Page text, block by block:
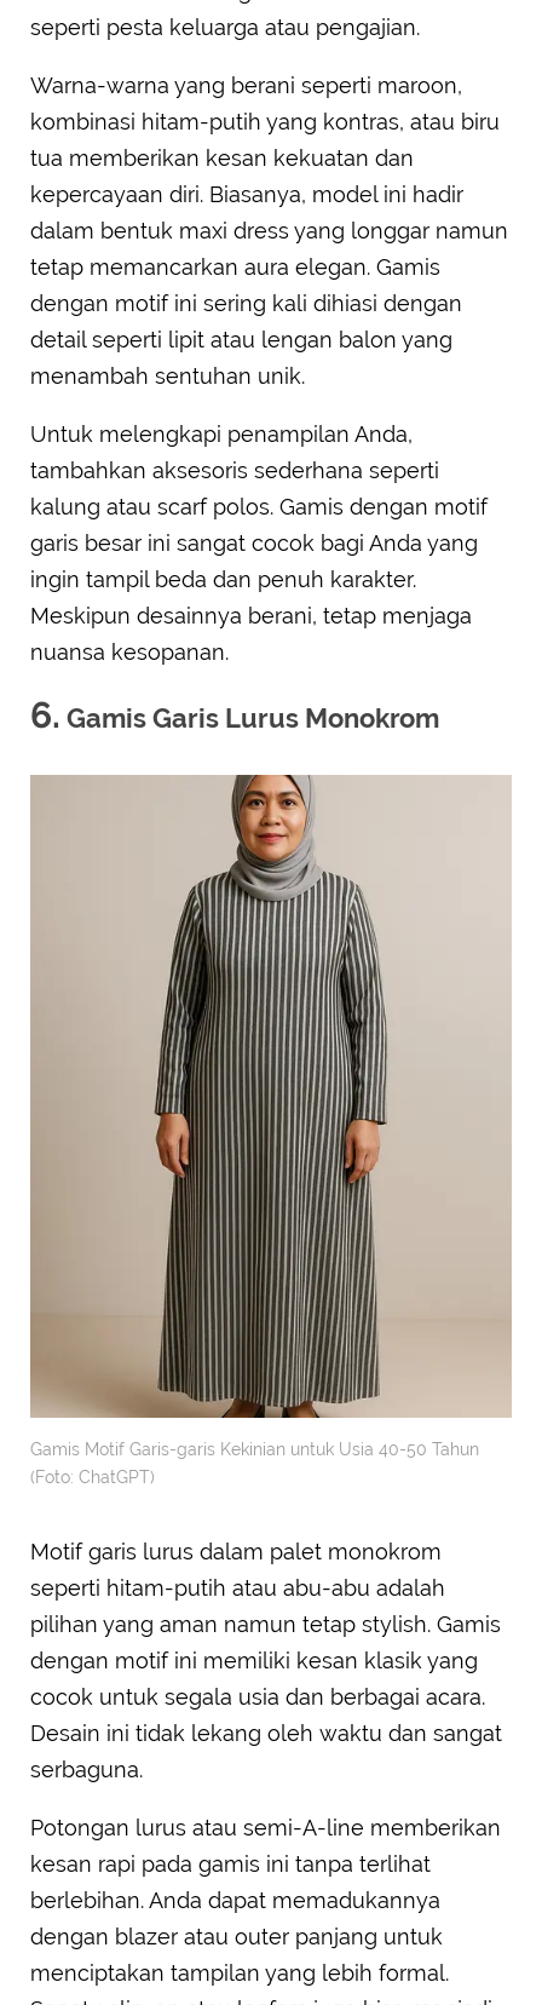
seperti pesta keluarga atau pengajian.
Warna-warna yang berani seperti maroon,
kombinasi hitam-putih yang kontras, atau biru
tua memberikan kesan kekuatan dan
kepercayaan diri. Biasanya, model ini hadir
dalam bentuk maxi dress yang longgar namun
tetap memancarkan aura elegan. Gamis
dengan motif ini sering kali dihiasi dengan
detail seperti lipit atau lengan balon yang
menambah sentuhan unik.
Untuk melengkapi penampilan Anda,
tambahkan aksesoris sederhana seperti
kalung atau scarf polos. Gamis dengan motif
garis besar ini sangat cocok bagi Anda yang
ingin tampil beda dan penuh karakter.
Meskipun desainnya berani, tetap menjaga
nuansa kesopanan.
6. Gamis Garis Lurus Monokrom
Gamis Motif Garis-garis Kekinian untuk Usia 40-50 Tahun
(Foto: ChatGPT)
Motif garis lurus dalam palet monokrom
seperti hitam-putih atau abu-abu adalah
pilihan yang aman namun tetap stylish. Gamis
dengan motif ini memiliki kesan klasik yang
cocok untuk segala usia dan berbagai acara.
Desain ini tidak lekang oleh waktu dan sangat
serbaguna.
Potongan lurus atau semi-A-line memberikan
kesan rapi pada gamis ini tanpa terlihat
berlebihan. Anda dapat memadukannya
dengan blazer atau outer panjang untuk
menciptakan tampilan yang lebih formal.